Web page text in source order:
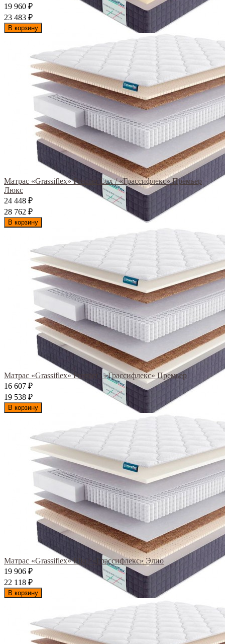
19 960 ₽
23 483 ₽
В корзину
Матрас «Grassiflex» Premier Lux / «Грассифлекс» Премьер
Люкс
24 448 ₽
28 762 ₽
В корзину
Матрас «Grassiflex» Premier / «Грассифлекс» Премьер
16 607 ₽
19 538 ₽
В корзину
Матрас «Grassiflex» Elio / «Грассифлекс» Элио
19 906 ₽
22 118 ₽
В корзину